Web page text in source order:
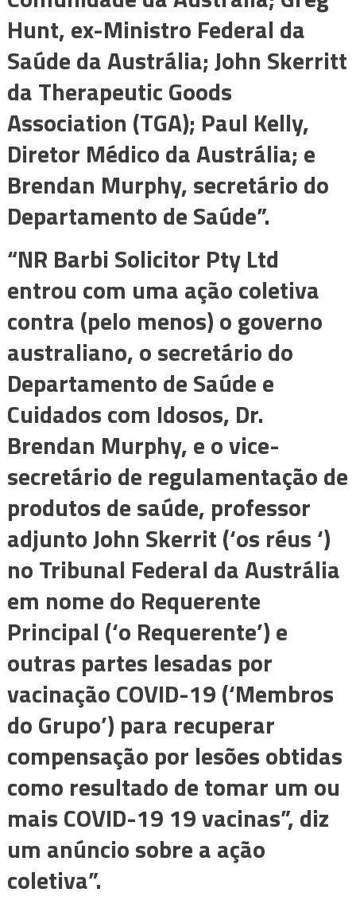
Hunt, ex-Ministro Federal da
Saúde da Austrália; John Skerritt
da Therapeutic Goods
Association (TGA); Paul Kelly,
Diretor Médico da Austrália; e
Brendan Murphy, secretário do
Departamento de Saúde”.
“NR Barbi Solicitor Pty Ltd
entrou com uma ação coletiva
contra (pelo menos) o governo
australiano, o secretário do
Departamento de Saúde e
Cuidados com Idosos, Dr.
Brendan Murphy, e o vice-
secretário de regulamentação de
produtos de saúde, professor
adjunto John Skerrit (‘os réus ‘)
no Tribunal Federal da Austrália
em nome do Requerente
Principal (‘o Requerente’) e
outras partes lesadas por
vacinação COVID-19 (‘Membros
do Grupo’) para recuperar
compensação por lesões obtidas
como resultado de tomar um ou
mais COVID-19 19 vacinas”, diz
um anúncio sobre a ação
coletiva”.